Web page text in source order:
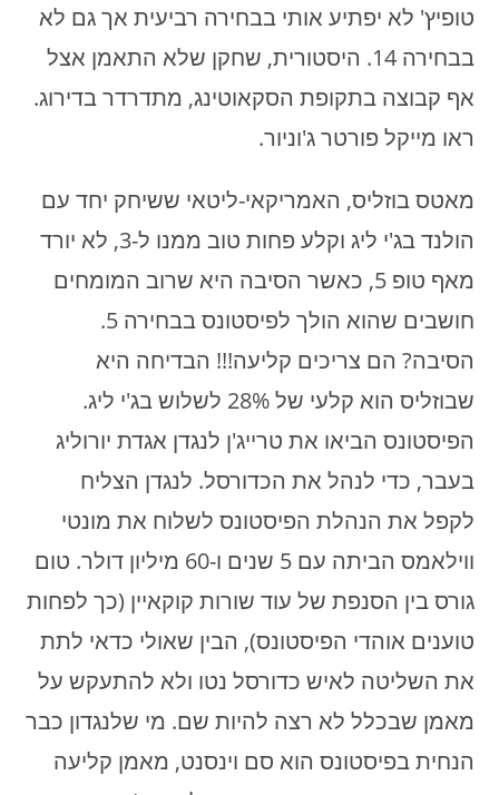
טופיץ' לא יפתיע אותי בבחירה רביעית אך גם לא
בבחירה 14. היסטורית, שחקן שלא התאמן אצל
אף קבוצה בתקופת הסקאוטינג, מתדרדר בדירוג.
ראו מייקל פורטר ג'וניור.
מאטס בוזליס, האמריקאי-ליטאי ששיחק יחד עם
הולנד בג'י ליג וקלע פחות טוב ממנו ל-3, לא יורד
מאף טופ 5, כאשר הסיבה היא שרוב המומחים
חושבים שהוא הולך לפיסטונס בבחירה 5.
הסיבה? הם צריכים קליעה!!! הבדיחה היא
שבוזליס הוא קלעי של 28% לשלוש בג'י ליג.
הפיסטונס הביאו את טרייג'ן לנגדן אגדת יורוליג
בעבר, כדי לנהל את הכדורסל. לנגדן הצליח
לקפל את הנהלת הפיסטונס לשלוח את מונטי
ווילאמס הביתה עם 5 שנים ו-60 מיליון דולר. טום
גורס בין הסנפת של עוד שורות קוקאיין (כך לפחות
טוענים אוהדי הפיסטונס), הבין שאולי כדאי לתת
את השליטה לאיש כדורסל נטו ולא להתעקש על
מאמן שבכלל לא רצה להיות שם. מי שלנגדון כבר
הנחית בפיסטונס הוא סם וינסנט, מאמן קליעה